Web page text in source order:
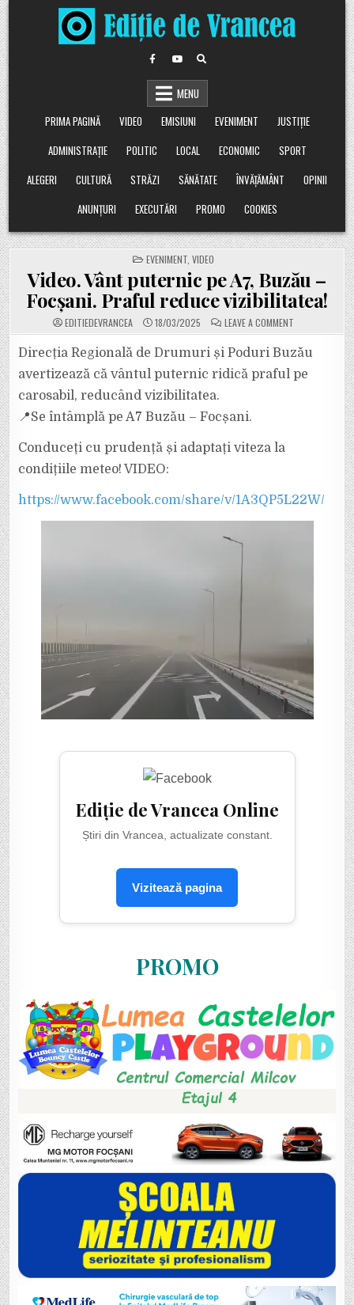
Skip
to
content
MENU
PRIMA PAGINĂ
VIDEO EMISIUNI EVENIMENT
JUSTIȚIE
ADMINISTRAȚIE
POLITIC LOCAL ECONOMIC
SPORT
ALEGERI
CULTURĂ STRĂZI SĂNĂTATE ÎNVĂȚĂMÂNT
OPINII
ANUNȚURI
EXECUTĂRI PROMO COOKIES
POSTED
IN
EVENIMENT, VIDEO
Video. Vânt puternic pe A7, Buzău –
Focșani. Praful reduce vizibilitatea!
EDITIEDEVRANCEA 18/03/2025 LEAVE A COMMENTON
VIDEO.
PUTERNIC
PE
A7,
BUZĂU
VIZIBILITATEA!
Direcția Regională de Drumuri și Poduri Buzău
avertizează că vântul puternic ridică praful pe
carosabil, reducând vizibilitatea.
📍Se întâmplă pe A7 Buzău – Focșani.
Conduceți cu prudență și adaptați viteza la
condițiile meteo! VIDEO:
https://www.facebook.com/share/v/1A3QP5L22W/
Ediție de Vrancea Online
Știri din Vrancea, actualizate constant.
Vizitează pagina
PROMO